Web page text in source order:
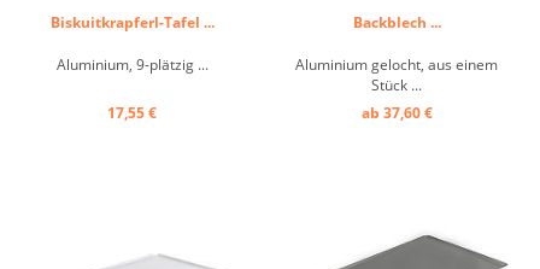
Biskuitkrapferl-Tafel ...
Aluminium, 9-plätzig ...
17,55 €
Backblech ...
Aluminium gelocht, aus einem
Stück ...
ab 37,60 €